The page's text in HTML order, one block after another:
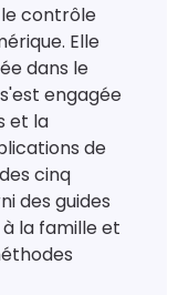
contrôle
Elle
dans le
engagée
et la
de
cinq
des guides
la famille et